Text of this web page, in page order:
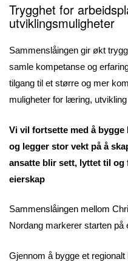
Trygghet for
utviklingsmuligheter
Sammenslåingen gir økt
samle kompetanse og
tilgang til et større og mer
muligheter for læring,
Vi vil fortsette med å bygge
og legger stor vekt på å
ansatte blir sett, lyttet til og
eierskap
Sammenslåingen mellom
Nordang markerer starten på
Gjennom å bygge et